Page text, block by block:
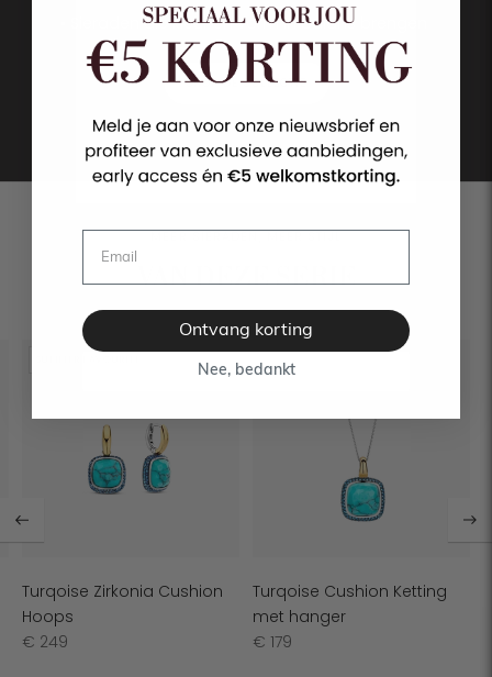
• Sieraden die kleur en vorm in balans brengen
SHOP DE COLLECTIE
MEER SIERADEN, MEER STIJL
VAN DEZE SERIE
Turqoise Zirkonia Cushion
Hoops
Normale
€ 249
Turqoise Cushion Ketting
met hanger
Normale
€ 179
Ontvang korting
Nee, bedankt